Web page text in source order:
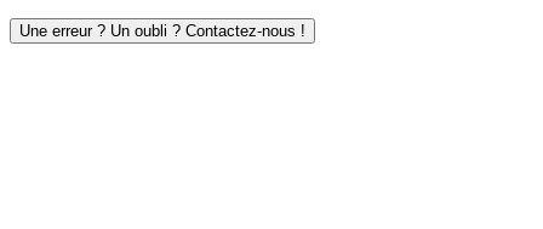
Une erreur ? Un oubli ? Contactez-nous !